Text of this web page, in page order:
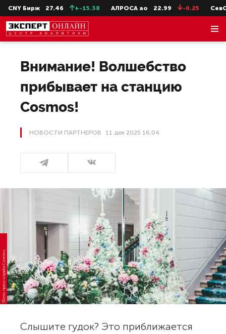
27.46 +-15.38 АЛРОСА ао 22.99 -0.25 СевСт-ао
Внимание! Волшебство
прибывает на станцию
Cosmos!
НОВОСТИ ПАРТНЕРОВ 11 дек 2025 16:04
Фото: пресс-служба Cosmos
Слышите гудок? Это приближается